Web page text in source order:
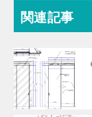
関連記事